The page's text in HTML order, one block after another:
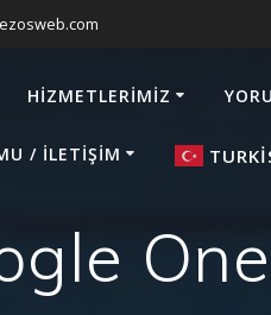
HIZMETLERIMIZ
/ İLETIŞIM